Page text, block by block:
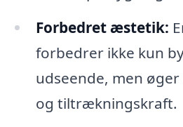
Forbedret æstetik:
forbedrer ikke kun
udseende, men
og tiltrækningskraft.